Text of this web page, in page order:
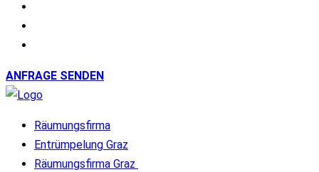
ANFRAGE SENDEN
Räumungsfirma
Entrümpelung Graz
Räumungsfirma Graz